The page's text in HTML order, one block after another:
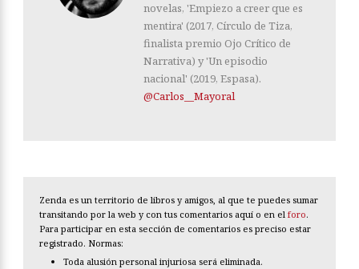
novelas, 'Empiezo a creer que es
mentira' (2017, Círculo de Tiza,
finalista premio Ojo Crítico de
Narrativa) y 'Un episodio
nacional' (2019, Espasa).
@Carlos__Mayoral
Zenda es un territorio de libros y amigos, al que te puedes sumar
transitando por la web y con tus comentarios aquí o en el foro.
Para participar en esta sección de comentarios es preciso estar
registrado. Normas:
Toda alusión personal injuriosa será eliminada.